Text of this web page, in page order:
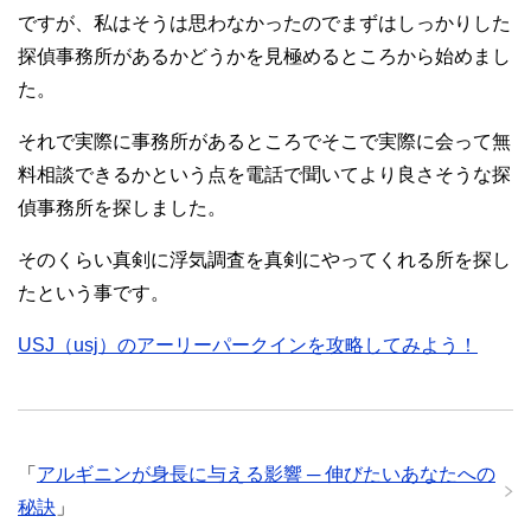
ですが、私はそうは思わなかったのでまずはしっかりした
探偵事務所があるかどうかを見極めるところから始めまし
た。
それで実際に事務所があるところでそこで実際に会って無
料相談できるかという点を電話で聞いてより良さそうな探
偵事務所を探しました。
そのくらい真剣に浮気調査を真剣にやってくれる所を探し
たという事です。
USJ（usj）のアーリーパークインを攻略してみよう！
「 アルギニンが身長に与える影響 ─ 伸びたいあなたへの
秘訣 」